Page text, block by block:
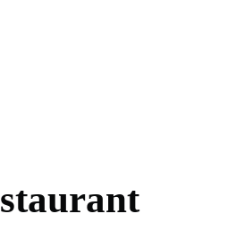
staurant